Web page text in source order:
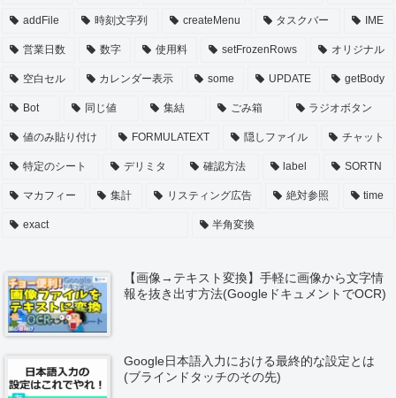
addFile 時刻文字列 createMenu タスクバー IME
営業日数 数字 使用料 setFrozenRows オリジナル
空白セル カレンダー表示 some UPDATE getBody
Bot 同じ値 集結 ごみ箱 ラジオボタン
値のみ貼り付け FORMULATEXT 隠しファイル チャット
特定のシート デリミタ 確認方法 label SORTN
マカフィー 集計 リスティング広告 絶対参照 time
exact 半角変換
【画像→テキスト変換】手軽に画像から文字情
報を抜き出す方法(GoogleドキュメントでOCR)
Google日本語入力における最終的な設定とは
(ブラインドタッチのその先)